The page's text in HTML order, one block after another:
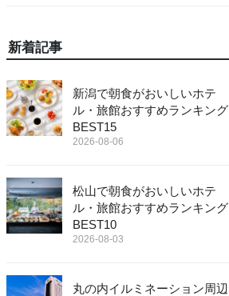
新着記事
新潟で朝食がおいしいホテ
ル・旅館おすすめランキング
BEST15
2026-08-06
松山で朝食がおいしいホテ
ル・旅館おすすめランキング
BEST10
2026-08-03
丸の内イルミネーション周辺